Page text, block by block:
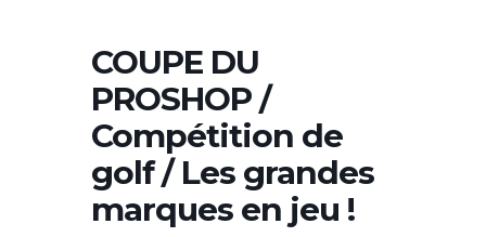
COUPE DU
PROSHOP /
Compétition de
golf / Les grandes
marques en jeu !